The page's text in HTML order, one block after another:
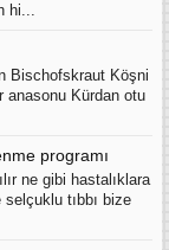
hi...
Bischofskraut Köşni
anasonu Kürdan otu
programı
ne gibi hastalıklara
tıbbı bize